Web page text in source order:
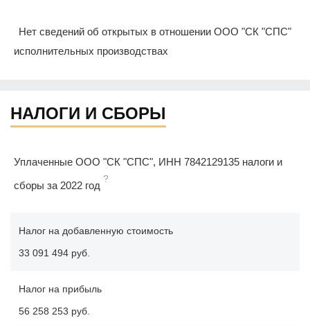
Нет сведений об открытых в отношении ООО "СК "СПС"
исполнительных производствах
НАЛОГИ И СБОРЫ
Уплаченные ООО "СК "СПС", ИНН 7842129135 налоги и
сборы за 2022 год
?
Налог на добавленную стоимость
33 091 494 руб.
Налог на прибыль
56 258 253 руб.